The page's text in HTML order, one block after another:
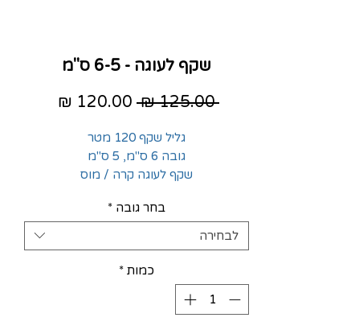
שקף לעוגה - 6-5 ס"מ
‏125.00 ‏₪
מחיר
גליל שקף 120 מטר
גובה 6 ס"מ, 5 ס"מ
שקף לעוגה קרה / מוס
בחר גובה *
לבחירה
כמות *